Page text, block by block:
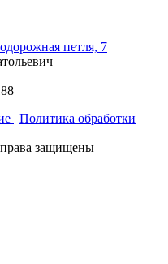
петля, 7
| Политика обработки
защищены